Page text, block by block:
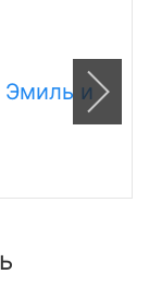
и